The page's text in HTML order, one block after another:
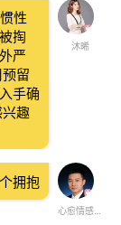
沐晞
性
掏
严
留
手确
趣
心愈情感倾听
拥抱